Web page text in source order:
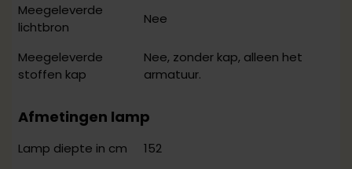
Meegeleverde
lichtbron
Nee
Meegeleverde
stoffen kap
Nee, zonder kap, alleen het
armatuur.
Afmetingen lamp
Lamp diepte in cm
152